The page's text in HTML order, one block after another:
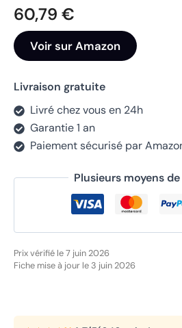
Noté 4.7
sur 5
646
notations
client
60,79 €
Voir sur Amazon
Livraison gratuite
Livré chez vous en 24h
Garantie 1 an
Paiement sécurisé par
Plusieurs moyens
Prix vérifié le 7 juin 2026
Fiche mise à jour le 3 juin 2026